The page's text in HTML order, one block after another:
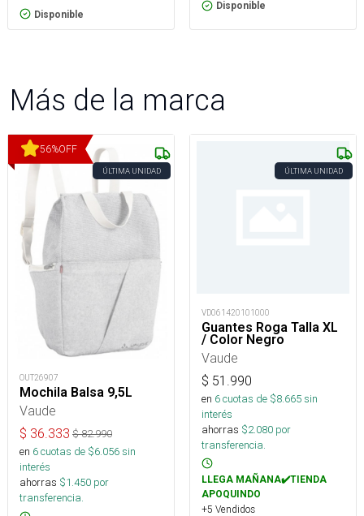
Disponible
Disponible
Más de la marca
56%OFF
ÚLTIMA UNIDAD
OUT26907
Mochila Balsa 9,5L
Vaude
$ 36.333 $82.990
en 6cuotas de $6.056sin
interés
ahorras $1.450 por
transferencia.
ÚLTIMA UNIDAD
VD061420101000
Guantes Roga Talla XL
/ Color Negro
Vaude
$ 51.990
en 6cuotas de $8.665sin
interés
ahorras $2.080 por
transferencia.
LLEGA MAÑANA✔️TIENDA
APOQUINDO
+5 Vendidos